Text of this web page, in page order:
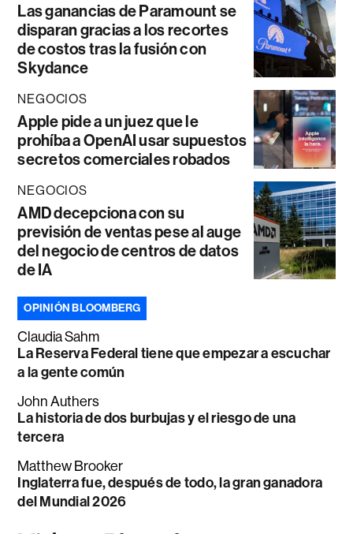
Las ganancias de Paramount se
disparan gracias a los recortes
de costos tras la fusión con
Skydance
NEGOCIOS
Apple pide a un juez que le
prohíba a OpenAI usar supuestos
secretos comerciales robados
NEGOCIOS
AMD decepciona con su
previsión de ventas pese al auge
del negocio de centros de datos
de IA
OPINIÓN BLOOMBERG
Claudia Sahm
La Reserva Federal tiene que empezar a escuchar
a la gente común
John Authers
La historia de dos burbujas y el riesgo de una
tercera
Matthew Brooker
Inglaterra fue, después de todo, la gran ganadora
del Mundial 2026